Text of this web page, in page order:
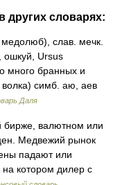
словарях:
слав. мечк.
ошкуй, Ursus
много бранных и
волка) симб. аю, аев
Даля
валютном или
Медвежий рынок
падают или
на котором дилер с